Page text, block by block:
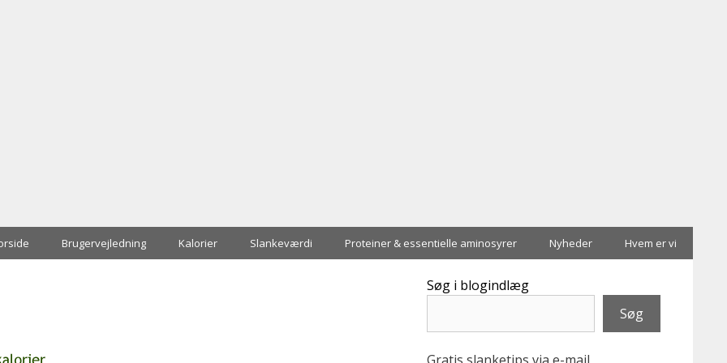
Brugervejledning Kalorier Slankeværdi Proteiner & essentielle aminosyrer Nyheder Hvem er vi
Søg i blogindlæg
Søg